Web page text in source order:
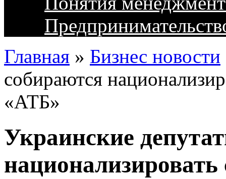
Главная » Бизнес новости
собираются
«АТБ»
Украинские
национализировать